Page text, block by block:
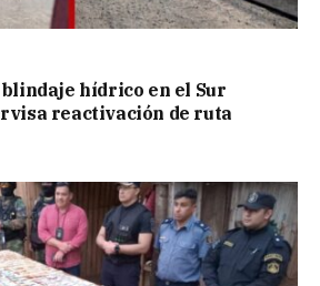
hídrico en el Sur
reactivación de ruta